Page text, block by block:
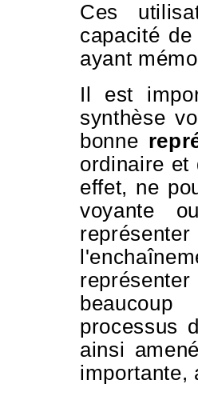
Ces
capacité
ayant
Il est
synthèse
bonne
ordinaire et
effet, ne
voyante
processus
ainsi
importante,